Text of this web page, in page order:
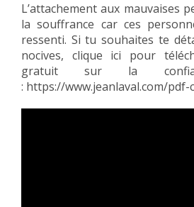
L’attachement aux mauvaises
la souffrance car ces
ressenti. Si tu souhaites te
nocives, clique ici pour
gratuit sur la
: https://www.jeanlaval.com/